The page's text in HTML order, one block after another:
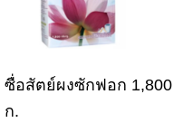
ซื่อสัตย์ผงซักฟอก 1,800
ก.